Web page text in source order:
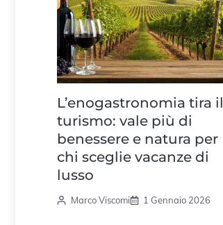
L’enogastronomia tira il
turismo: vale più di
benessere e natura per
chi sceglie vacanze di
lusso
Marco Viscomi 1 Gennaio 2026